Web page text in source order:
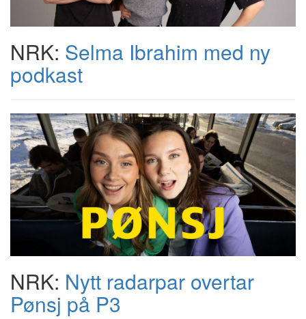
NRK: Selma Ibrahim med ny
podkast
NRK: Nytt radarpar overtar
Pønsj på P3